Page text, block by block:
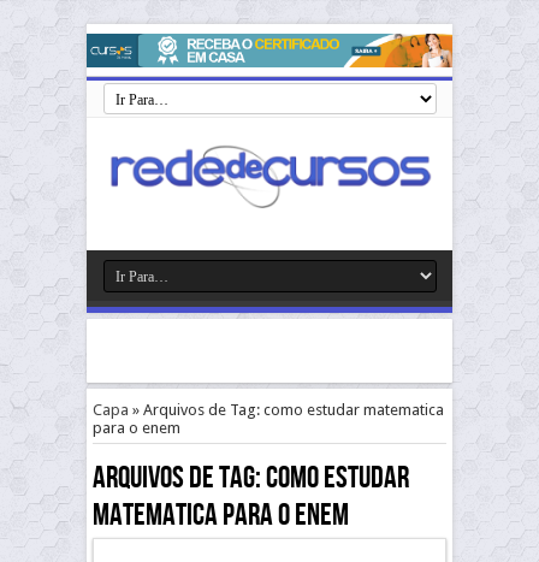
Capa » Arquivos de Tag: como estudar matematica
para o enem
Arquivos de Tag:como estudar
matematica para o enem